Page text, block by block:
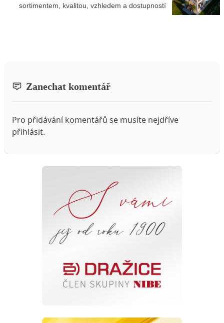
sortimentem, kvalitou, vzhledem a dostupností
Zanechat komentář
Pro přidávání komentářů se musíte nejdříve
přihlásit.